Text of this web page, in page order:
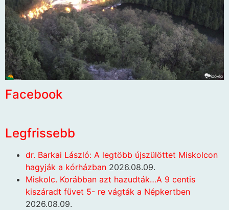
Facebook
Legfrissebb
dr. Barkai László: A legtöbb újszülöttet Miskolcon
hagyják a kórházban 2026.08.09.
Miskolc. Korábban azt hazudták…A 9 centis
kiszáradt füvet 5- re vágták a Népkertben
2026.08.09.